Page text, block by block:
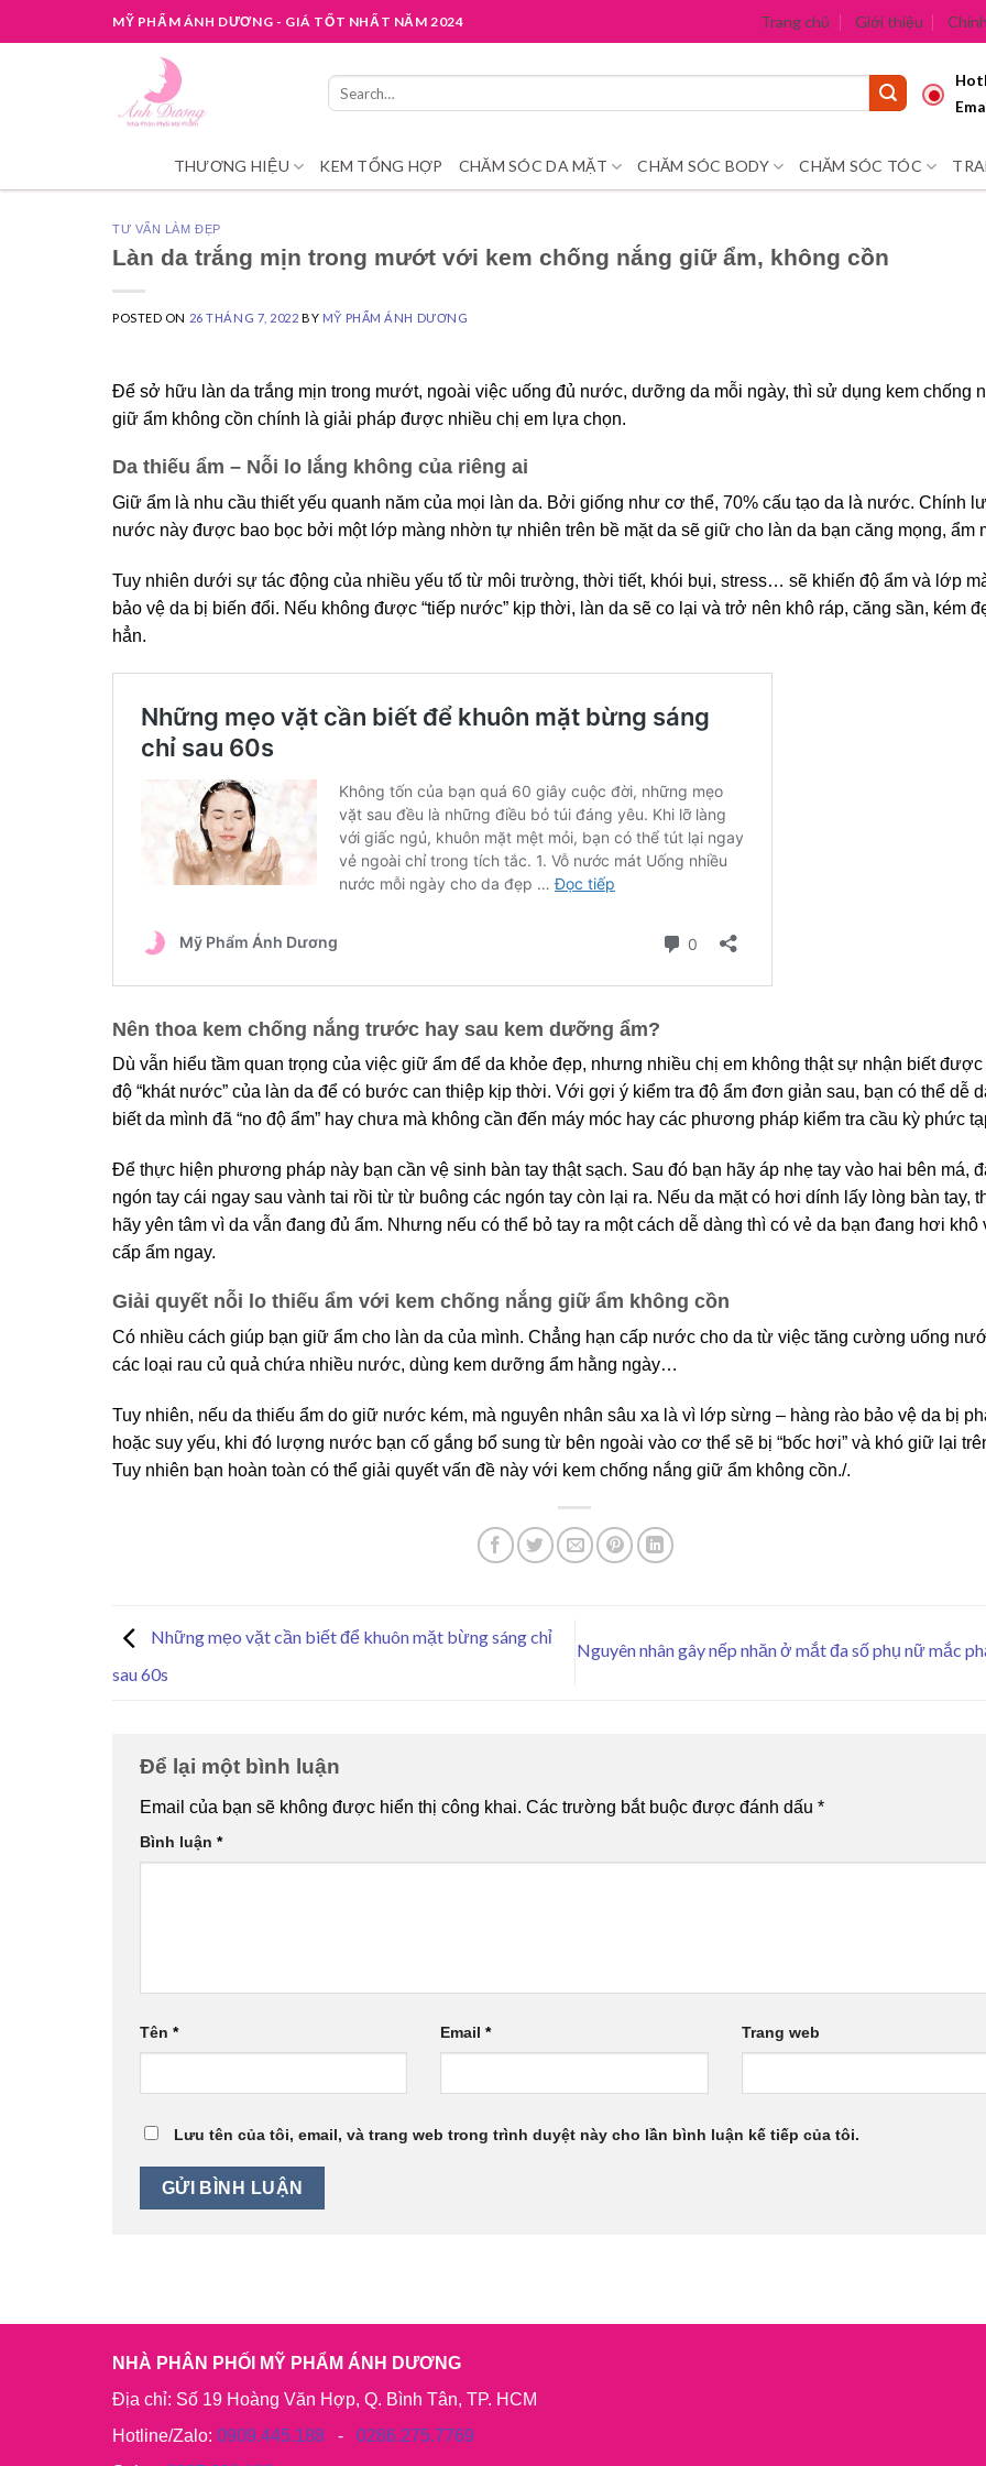
to
MỸ PHẨM ÁNH DƯƠNG - GIÁ TỐT NHẤT NĂM 2024 Trang chủ Giới thiệu
Search
for:
THƯƠNG HIỆU KEM TỔNG HỢP CHĂM SÓC DA MẶT CHĂM SÓC BODY CHĂM SÓC TÓC
TƯ VẤN LÀM ĐẸP
Làn da trắng mịn trong mướt với kem chống nắng giữ ẩm, không cồn
POSTED ON 26 THÁNG 7, 2022 BY MỸ PHẨM ÁNH DƯƠNG
Để sở hữu làn da trắng mịn trong mướt, ngoài việc uống đủ nước, dưỡng da mỗi ngày, thì sử dụng kem chống
giữ ẩm không cồn chính là giải pháp được nhiều chị em lựa chọn.
Da thiếu ẩm – Nỗi lo lắng không của riêng ai
Giữ ẩm là nhu cầu thiết yếu quanh năm của mọi làn da. Bởi giống như cơ thể, 70% cấu tạo da là nước. Chính
nước này được bao bọc bởi một lớp màng nhờn tự nhiên trên bề mặt da sẽ giữ cho làn da bạn căng mọng, ẩm
Tuy nhiên dưới sự tác động của nhiều yếu tố từ môi trường, thời tiết, khói bụi, stress… sẽ khiến độ ẩm và lớp
bảo vệ da bị biến đổi. Nếu không được “tiếp nước” kịp thời, làn da sẽ co lại và trở nên khô ráp, căng sần, kém
hẳn.
Nên thoa kem chống nắng trước hay sau kem dưỡng ẩm?
Dù vẫn hiểu tầm quan trọng của việc giữ ẩm để da khỏe đẹp, nhưng nhiều chị em không thật sự nhận biết
độ “khát nước” của làn da để có bước can thiệp kịp thời. Với gợi ý kiểm tra độ ẩm đơn giản sau, bạn có thể dễ
biết da mình đã “no độ ẩm” hay chưa mà không cần đến máy móc hay các phương pháp kiểm tra cầu kỳ phức
Để thực hiện phương pháp này bạn cần vệ sinh bàn tay thật sạch. Sau đó bạn hãy áp nhẹ tay vào hai bên má,
ngón tay cái ngay sau vành tai rồi từ từ buông các ngón tay còn lại ra. Nếu da mặt có hơi dính lấy lòng bàn tay,
hãy yên tâm vì da vẫn đang đủ ẩm. Nhưng nếu có thể bỏ tay ra một cách dễ dàng thì có vẻ da bạn đang hơi khô
cấp ẩm ngay.
Giải quyết nỗi lo thiếu ẩm với kem chống nắng giữ ẩm không cồn
Có nhiều cách giúp bạn giữ ẩm cho làn da của mình. Chẳng hạn cấp nước cho da từ việc tăng cường uống
các loại rau củ quả chứa nhiều nước, dùng kem dưỡng ẩm hằng ngày…
Tuy nhiên, nếu da thiếu ẩm do giữ nước kém, mà nguyên nhân sâu xa là vì lớp sừng – hàng rào bảo vệ da bị
hoặc suy yếu, khi đó lượng nước bạn cố gắng bổ sung từ bên ngoài vào cơ thể sẽ bị “bốc hơi” và khó giữ lại
Tuy nhiên bạn hoàn toàn có thể giải quyết vấn đề này với kem chống nắng giữ ẩm không cồn./.
Những mẹo vặt cần biết để khuôn mặt bừng sáng chỉ
sau 60s
Nguyên nhân gây nếp nhăn ở mắt đa số phụ nữ mắc
Để lại một bình luận
Email của bạn sẽ không được hiển thị công khai. Các trường bắt buộc được đánh dấu *
Bình luận *
Tên * Email* Trang web
Lưu tên của tôi, email, và trang web trong trình duyệt này cho lần bình luận kế tiếp của tôi.
NHÀ PHÂN PHỐI MỸ PHẨM ÁNH DƯƠNG
Địa chỉ: Số 19 Hoàng Văn Hợp, Q. Bình Tân, TP. HCM
Hotline/Zalo: 0909.445.188 - 0286.275.7769